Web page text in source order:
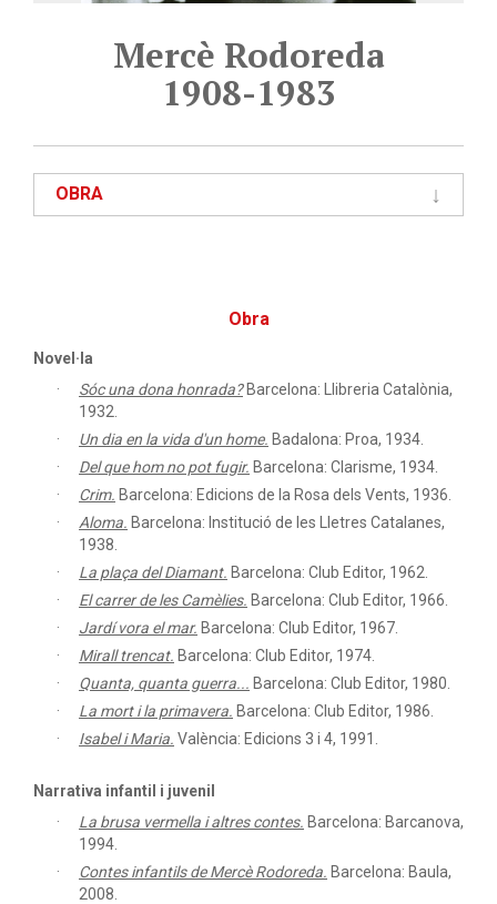
Mercè Rodoreda
1908-1983
OBRA
Obra
Novel·la
Sóc una dona honrada? Barcelona: Llibreria Catalònia,
1932.
Un dia en la vida d'un home. Badalona: Proa, 1934.
Del que hom no pot fugir. Barcelona: Clarisme, 1934.
Crim. Barcelona: Edicions de la Rosa dels Vents, 1936.
Aloma. Barcelona: Institució de les Lletres Catalanes,
1938.
La plaça del Diamant. Barcelona: Club Editor, 1962.
El carrer de les Camèlies. Barcelona: Club Editor, 1966.
Jardí vora el mar. Barcelona: Club Editor, 1967.
Mirall trencat. Barcelona: Club Editor, 1974.
Quanta, quanta guerra... Barcelona: Club Editor, 1980.
La mort i la primavera. Barcelona: Club Editor, 1986.
Isabel i Maria. València: Edicions 3 i 4, 1991.
Narrativa infantil i juvenil
La brusa vermella i altres contes. Barcelona: Barcanova,
1994.
Contes infantils de Mercè Rodoreda. Barcelona: Baula,
2008.